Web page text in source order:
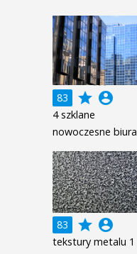
83 grade account_circle
4 szklane
nowoczesne biura
83 grade account_circle
tekstury metalu 1